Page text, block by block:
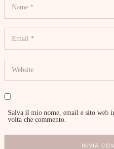
Salva il mio nome, email e sito web
volta che commento.